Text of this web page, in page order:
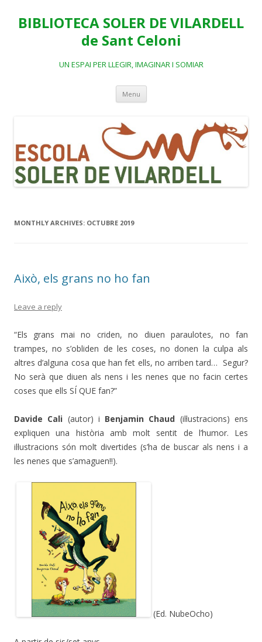
BIBLIOTECA SOLER DE VILARDELL
de Sant Celoni
UN ESPAI PER LLEGIR, IMAGINAR I SOMIAR
Menu Skip
content
MONTHLY ARCHIVES: OCTUBRE 2019
Això, els grans no ho fan
Leave a reply
“Els grans mai no criden, no diuen paraulotes, no fan
trampes, no s’obliden de les coses, no donen la culpa als
altres d’alguna cosa que han fet ells, no arriben tard… Segur?
No serà que diuen als nens i les nenes que no facin certes
coses que ells SÍ QUE fan?”
Davide Cali (autor) i Benjamin Chaud (il·lustracions) ens
expliquen una història amb molt sentit de l’humor. Les
il·lustracions són molt divertides (s’ha de buscar als nens i a
les nenes que s’amaguen!!).
(Ed. NubeOcho)